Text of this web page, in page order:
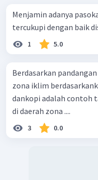
Menjamin adanya
tercukupi dengan baik
1 5.0
Berdasarkan
zona iklim
dankopi adalah contoh
di daerah zona ....
3 0.0